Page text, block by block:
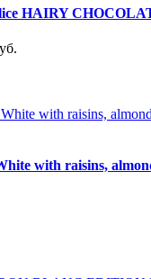
HAIRY
with raisins,